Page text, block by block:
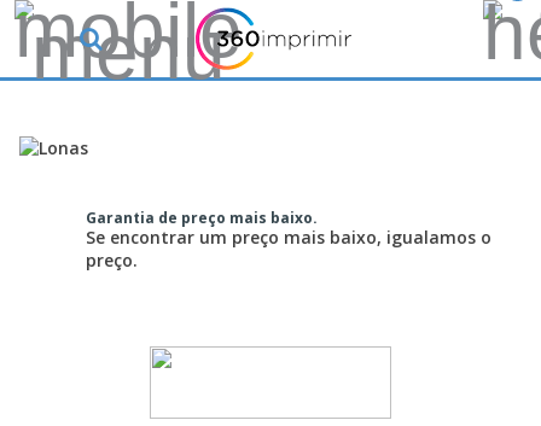
Garantia de preço mais baixo.
Se encontrar um preço mais baixo, igualamos o
preço.